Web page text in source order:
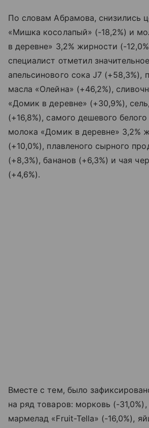
По словам Абрамова, снизились
«Мишка косолапый» (-18,2%) и
в деревне» 3,2% жирности (-
специалист отметил
апельсинового сока J7 (+58,3%),
масла «Олейна» (+46,2%),
«Домик в деревне» (+30,9%),
(+16,8%), самого дешевого белого
молока «Домик в деревне» 3,2%
(+10,0%), плавленого сырного
(+8,3%), бананов (+6,3%) и чая
(+4,6%).
Вместе с тем, было
на ряд товаров: морковь (-
мармелад «Fruit-Tella» (-16,0%),